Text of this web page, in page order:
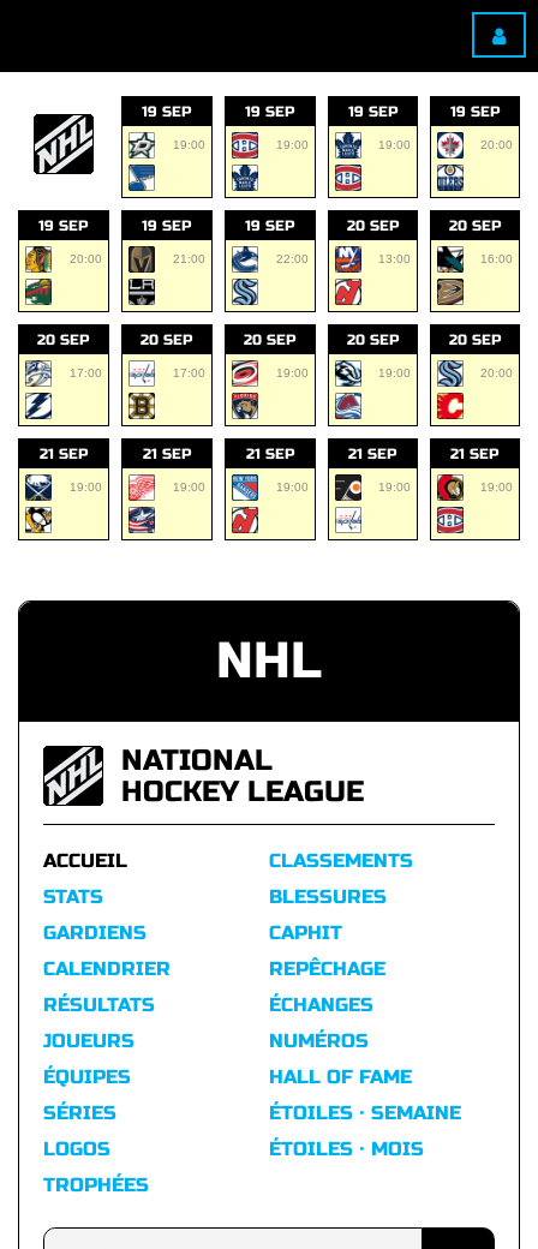
19 SEP
19:00
19 SEP
19:00
19 SEP
19:00
19 SEP
20:00
19 SEP
20:00
19 SEP
21:00
19 SEP
22:00
20 SEP
13:00
20 SEP
16:00
20 SEP
17:00
20 SEP
17:00
20 SEP
19:00
20 SEP
19:00
20 SEP
20:00
21 SEP
19:00
21 SEP
19:00
21 SEP
19:00
21 SEP
19:00
21 SEP
19:00
NHL
NATIONAL
HOCKEY LEAGUE
ACCUEIL
STATS
GARDIENS
CALENDRIER
RÉSULTATS
CLASSEMENTS
BLESSURES
CAPHIT
REPÊCHAGE
ÉCHANGES
JOUEURS
ÉQUIPES
SÉRIES
LOGOS
TROPHÉES
NUMÉROS
HALL OF FAME
ÉTOILES · SEMAINE
ÉTOILES · MOIS